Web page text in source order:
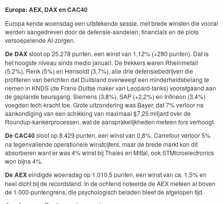
Europa: AEX, DAX en CAC40
Europa kende woensdag een uitstekende sessie, met brede winsten die vooral
werden aangedreven door de defensie-aandelen, financials en de plots
versoepelende AI-zorgen.
De DAXsloot op 25.278 punten, een winst van 1,12% (+280 punten). Dat is
het hoogste niveau sinds medio januari. De trekkers waren Rheinmetall
(5,2%), Renk (5%) en Hensoldt (3,7%), alle drie defensiebedrijven die
profiteren van berichten dat Duitsland overweegt een minderheidsbelang te
nemen in KNDS (de Frans-Duitse maker van Leopard-tanks) voorafgaand aan
de geplande beursgang. Siemens (3,8%), SAP (+2,2%) en Infineon (3,4%)
voegden tech-kracht toe. Grote uitzondering was Bayer, dat 7% verloor na
aankondiging van een schikking van maximaal $7,25 miljard over de
Roundup-kankerprocessen, wat de aansprakelijkheden meteen fors verhoogt.
De CAC40sloot op 8.429 punten, een winst van 0,8%. Carrefour verloor 5%
na tegenvallende operationele winstcijfers, maar de brede markt kon dit
absorberen want er was 4% winst bij Thales en Mittal, ook STMicroelectronics
won bijna 4%.
De AEXeindigde woensdag op 1.010,5 punten, een winst van ca. 1,5% en
heel dicht bij de recordstand. In de ochtend noteerde de AEX meteen al boven
de 1.000-puntengrens, die psychologisch beladen bleef de afgelopen tijd.